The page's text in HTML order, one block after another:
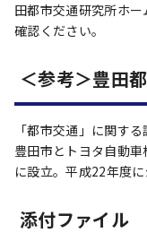
田都市交通研究所ホ
確認ください。
＜参考＞豊田
「都市交通」に関す
豊田市とトヨタ自動
に設立。平成22年度
添付ファイル